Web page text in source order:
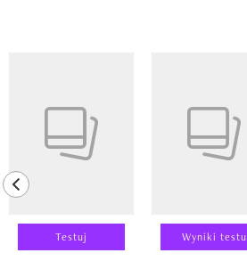
previous element
Testuj Wyniki testu